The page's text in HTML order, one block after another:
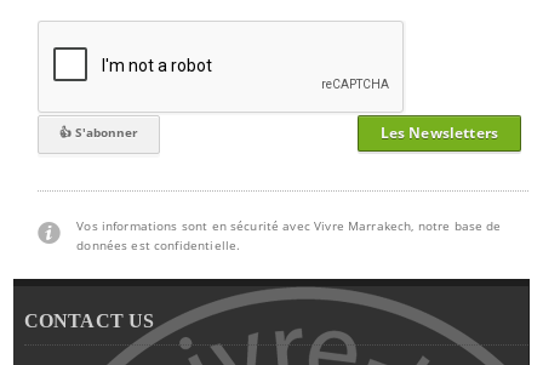
Les Newsletters
Vos informations sont en sécurité avec Vivre Marrakech, notre base de
données est confidentielle.
CONTACT US